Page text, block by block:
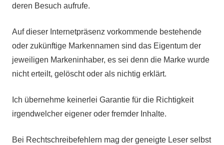
deren Besuch aufrufe.
Auf dieser Internetpräsenz vorkommende bestehende
oder zukünftige Markennamen sind das Eigentum der
jeweiligen Markeninhaber, es sei denn die Marke wurde
nicht erteilt, gelöscht oder als nichtig erklärt.
Ich übernehme keinerlei Garantie für die Richtigkeit
irgendwelcher eigener oder fremder Inhalte.
Bei Rechtschreibefehlern mag der geneigte Leser selbst